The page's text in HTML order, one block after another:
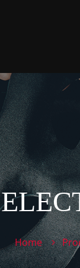
Home